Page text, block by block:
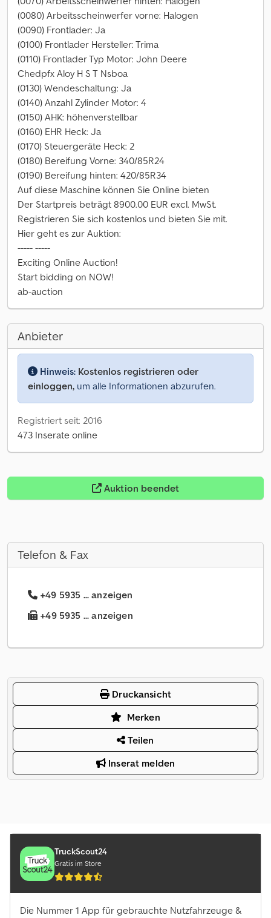
(0080) Arbeitsscheinwerfer vorne: Halogen
(0090) Frontlader: Ja
(0100) Frontlader Hersteller: Trima
(0110) Frontlader Typ Motor: John Deere
Chedpfx Aloy H S T Nsboa
(0130) Wendeschaltung: Ja
(0140) Anzahl Zylinder Motor: 4
(0150) AHK: höhenverstellbar
(0160) EHR Heck: Ja
(0170) Steuergeräte Heck: 2
(0180) Bereifung Vorne: 340/85R24
(0190) Bereifung hinten: 420/85R34
Auf diese Maschine können Sie Online bieten
Der Startpreis beträgt 8900.00 EUR excl. MwSt.
Registrieren Sie sich kostenlos und bieten Sie mit.
Hier geht es zur Auktion:
----- -----
Exciting Online Auction!
Start bidding on NOW!
ab-auction
Anbieter
Hinweis: Kostenlos registrieren oder
einloggen, um alle Informationen abzurufen.
Registriert seit: 2016
473 Inserate online
Auktion beendet
Telefon & Fax
+49 5935 ... anzeigen
+49 5935 ... anzeigen
Druckansicht
Merken
Teilen
Inserat melden
TruckScout24
Gratis im Store
Die Nummer 1 App für gebrauchte Nutzfahrzeuge &